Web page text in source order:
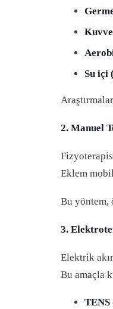
Su içi
2. Manuel
Eklem
Bu
3.
Elektrik
Bu amaçla